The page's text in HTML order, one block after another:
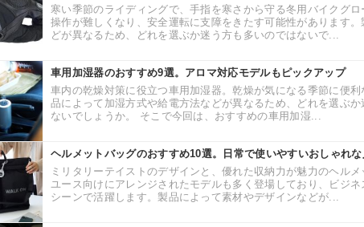
寒い季節のライディングで、手指を寒さから守る冬用バイクグ
操作が難しくなり、安全運転に支障をきたす可能性があります
どが異なるため、どれを選ぶか迷う方も多いのではないで...
車用加湿器のおすすめ9選。アロマ対応モデルもピックアップ
車内の乾燥対策に役立つ車用加湿器。乾燥が気になる季節に便
品によって加湿方式や給電方法などが異なるため、どれを選ぶ
ないでしょうか。 そこで今回は、おすすめの車用加湿...
ヘルメットバッグのおすすめ10選。日常で使いやすいおしゃれ
ミリタリーテイストのデザインと、優れた収納力が魅力のヘル
ユース向けにアレンジされたモデルも多く登場しており、ビジ
シーンで活躍します。製品によって素材やデザインなどが...